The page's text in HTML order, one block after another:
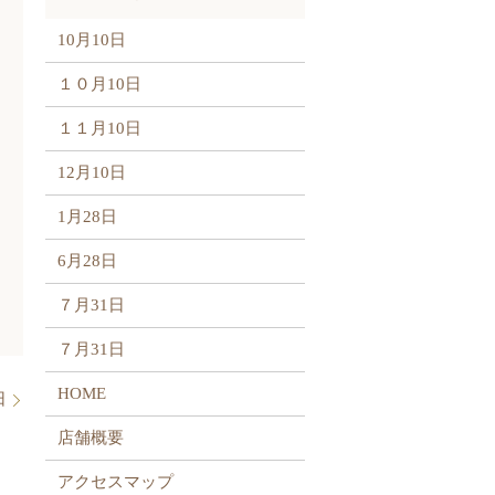
10月10日
１０月10日
１１月10日
12月10日
1月28日
6月28日
７月31日
７月31日
HOME
店舗概要
アクセスマップ